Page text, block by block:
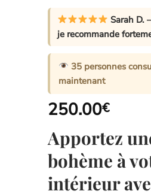
Sarah D.
je recommande
35 personnes
maintenant
250.00€
Apportez
bohème à
intérieur